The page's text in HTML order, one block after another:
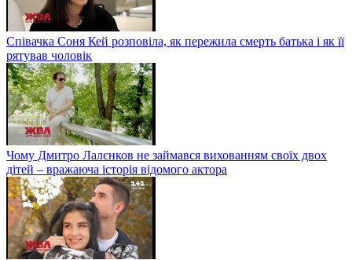
Співачка Соня Кей розповіла, як пережила смерть батька і як її
рятував чоловік
Чому Дмитро Лалєнков не займався вихованням своїх двох
дітей – вражаюча історія відомого актора